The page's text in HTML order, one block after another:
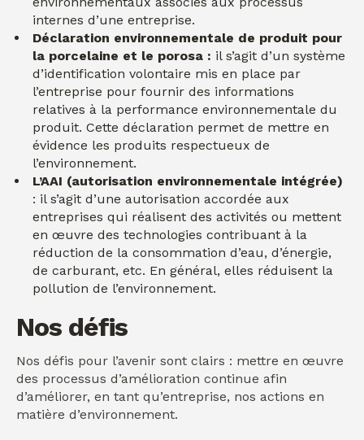
internes d’une entreprise.
Déclaration environnementale de produit pour
la porcelaine et le porosa : il s’agit d’un système
d’identification volontaire mis en place par
l’entreprise pour fournir des informations
relatives à la performance environnementale du
produit. Cette déclaration permet de mettre en
évidence les produits respectueux de
l’environnement.
L’AAI (autorisation environnementale intégrée)
: il s’agit d’une autorisation accordée aux
entreprises qui réalisent des activités ou mettent
en œuvre des technologies contribuant à la
réduction de la consommation d’eau, d’énergie,
de carburant, etc. En général, elles réduisent la
pollution de l’environnement.
Nos défis
Nos défis pour l’avenir sont clairs : mettre en œuvre
des processus d’amélioration continue afin
d’améliorer, en tant qu’entreprise, nos actions en
matière d’environnement.